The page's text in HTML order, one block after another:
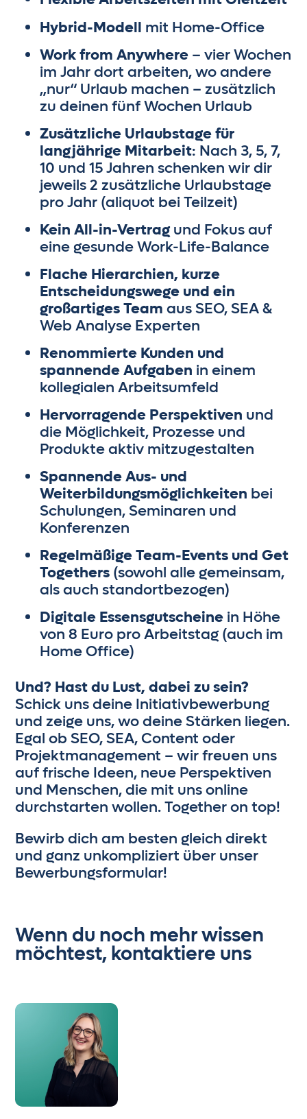
Hybrid-Modell mit Home-Office
Work from Anywhere – vier Wochen
im Jahr dort arbeiten, wo andere
„nur“ Urlaub machen – zusätzlich
zu deinen fünf Wochen Urlaub
Zusätzliche Urlaubstage für
langjährige Mitarbeit: Nach 3, 5, 7,
10 und 15 Jahren schenken wir dir
jeweils 2 zusätzliche Urlaubstage
pro Jahr (aliquot bei Teilzeit)
Kein All-in-Vertrag und Fokus auf
eine gesunde Work-Life-Balance
Flache Hierarchien, kurze
Entscheidungswege und ein
großartiges Teamaus SEO, SEA &
Web Analyse Experten
Renommierte Kunden und
spannende Aufgaben in einem
kollegialen Arbeitsumfeld
Hervorragende Perspektiven und
die Möglichkeit, Prozesse und
Produkte aktiv mitzugestalten
Spannende Aus- und
Weiterbildungsmöglichkeiten bei
Schulungen, Seminaren und
Konferenzen
Regelmäßige Team-Events und Get
Togethers (sowohl alle gemeinsam,
als auch standortbezogen)
Digitale Essensgutscheine in Höhe
von 8 Euro pro Arbeitstag (auch im
Home Office)
Und? Hast du Lust, dabei zu sein?
Schick uns deine Initiativbewerbung
und zeige uns, wo deine Stärken liegen.
Egal ob SEO, SEA, Content oder
Projektmanagement – wir freuen uns
auf frische Ideen, neue Perspektiven
und Menschen, die mit uns online
durchstarten wollen. Together on top!
Bewirb dich am besten gleich direkt
und ganz unkompliziert über unser
Bewerbungsformular!
Wenn du noch mehr wissen
möchtest, kontaktiere uns